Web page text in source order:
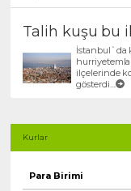
Talih kuşu bu
İstanbul`da
ilçelerinde
gösterdi....
Kurlar
Para Birimi